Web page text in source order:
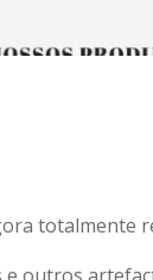
totalmente